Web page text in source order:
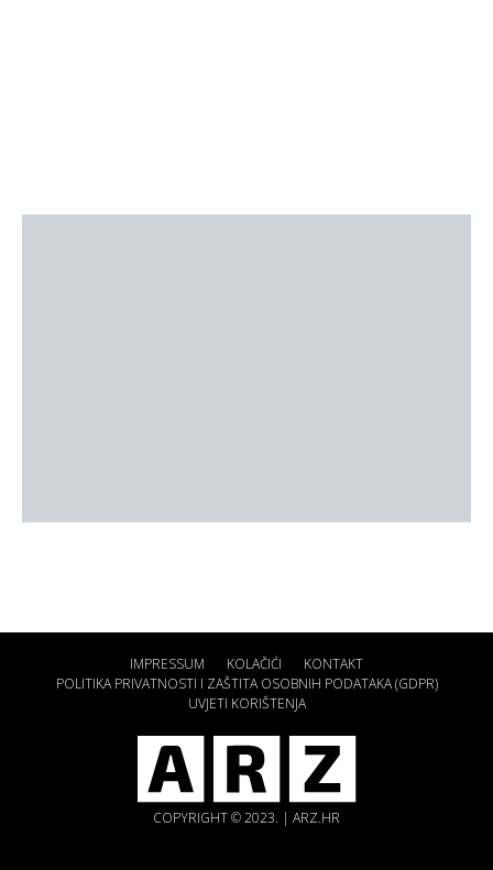
IMPRESSUM KOLAČIĆI
KONTAKT
POLITIKA PRIVATNOSTI I ZAŠTITA OSOBNIH PODATAKA (GDPR)
UVJETI KORIŠTENJA
COPYRIGHT © 2023. | ARZ.HR